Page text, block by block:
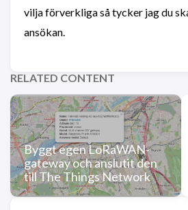
vilja förverkliga så tycker jag du
ansökan.
RELATED CONTENT
Byggt egen LoRaWAN-
gateway och anslutit den
till The Things Network